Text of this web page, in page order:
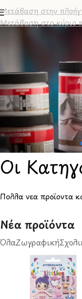
Μετάβαση στην
Μετάβαση στο κύριο
Οι
Πολλά νέα προϊόντα
Νέα προϊόντα​
ΌλαΖωγραφική